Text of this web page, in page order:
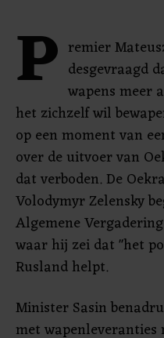
P remier
desgevraagd
wapens meer
het zichzelf wil
op een moment van
over de uitvoer van
dat verboden. De
Volodymyr Zelensky
Algemene
waar hij zei dat "het
Rusland helpt.
Minister Sasin
met